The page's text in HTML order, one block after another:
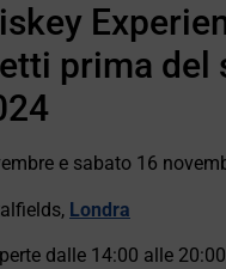
prima
e sabato 16
Londra
dalle 14:00 alle